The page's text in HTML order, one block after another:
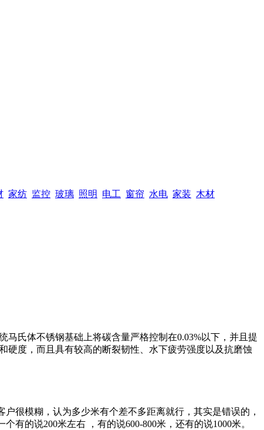
家纺 监控 玻璃 照明 电工 窗帘 水电 家装 木材
氏体不锈钢基础上将碳含量严格控制在0.03%以下，并且提
硬度，而且具有较高的断裂韧性、水下疲劳强度以及抗磨蚀
很模糊，认为多少米有个差不多距离就行，其实是错误的，
的说200米左右 ，有的说600-800米，还有的说1000米。